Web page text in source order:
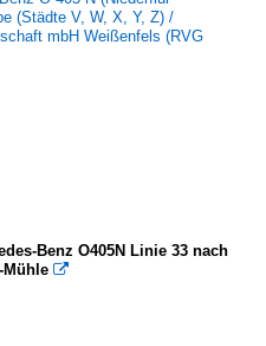
(Städte V, W, X, Y, Z) /
mbH Weißenfels (RVG
Benz O405N Linie 33 nach
Mühle 